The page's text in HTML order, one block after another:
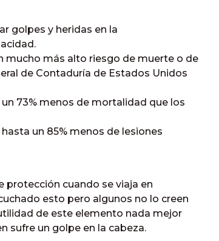
golpes y heridas en la
mucho más alto riesgo de muerte o de
de Contaduría de Estados Unidos
73% menos de mortalidad que los
un 85% menos de lesiones
protección cuando se viaja en
esto pero algunos no lo creen
de este elemento nada mejor
sufre un golpe en la cabeza.